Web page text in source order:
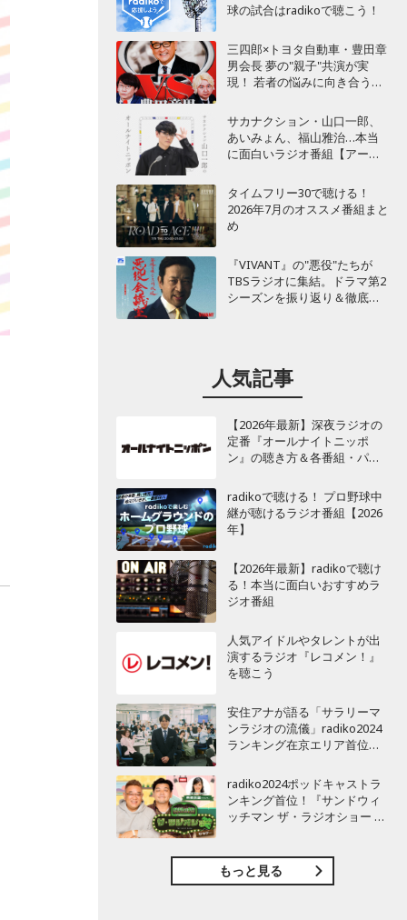
球の試合はradikoで聴こう！
三四郎×トヨタ自動車・豊田章
男会長 夢の"親子"共演が実
現！ 若者の悩みに向き合うポ
サカナクション・山口一郎、
あいみょん、福山雅治…本当
に面白いラジオ番組【アーテ
タイムフリー30で聴ける！
2026年7月のオススメ番組まと
め
『VIVANT』の"悪役"たちが
TBSラジオに集結。ドラマ第2
シーズンを振り返り＆徹底考
人気記事
【2026年最新】深夜ラジオの
定番『オールナイトニッポ
ン』の聴き方＆各番組・パー
radikoで聴ける！ プロ野球中
継が聴けるラジオ番組【2026
年】
【2026年最新】radikoで聴け
る！本当に面白いおすすめラ
ジオ番組
人気アイドルやタレントが出
演するラジオ『レコメン！』
を聴こう
安住アナが語る「サラリーマ
ンラジオの流儀」radiko2024
ランキング在京エリア首位
曜天国』インタビュー
radiko2024ポッドキャストラ
ンキング首位！『サンドウィ
ッチマン ザ・ラジオショー サ
もっと見る